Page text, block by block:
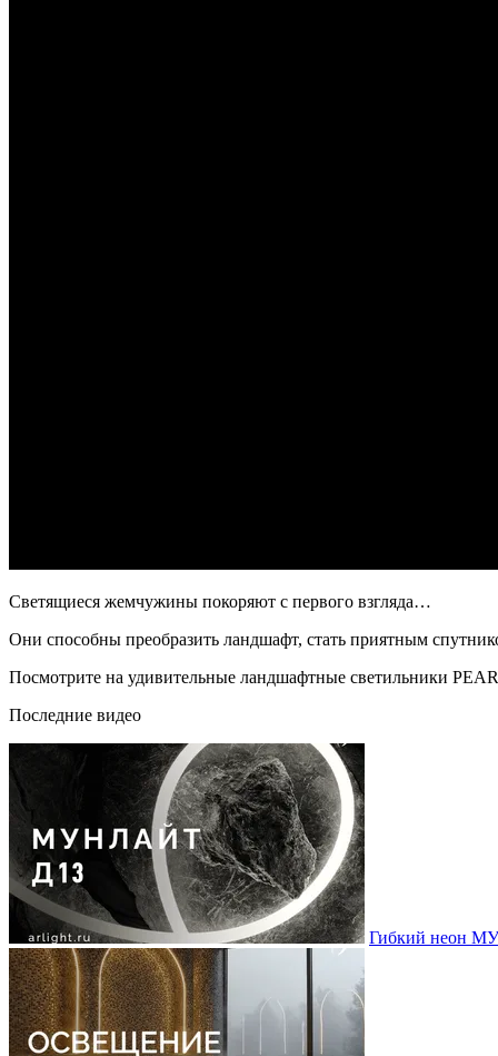
Светящиеся жемчужины покоряют с первого взгляда…
Они способны преобразить ландшафт, стать приятным
Посмотрите на удивительные ландшафтные светильники
Последние видео
Гибкий неон